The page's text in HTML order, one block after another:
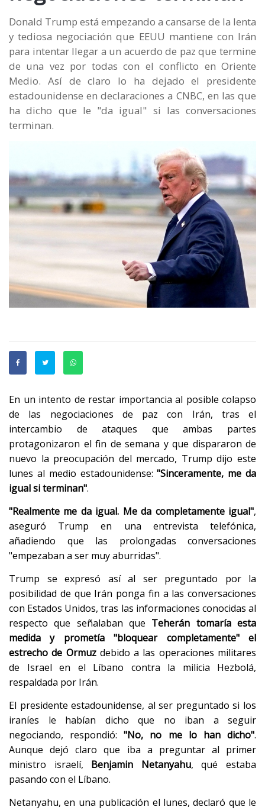
Donald Trump está empezando a cansarse de la lenta
y tediosa negociación que EEUU mantiene con Irán
para intentar llegar a un acuerdo de paz que termine
de una vez por todas con el conflicto en Oriente
Medio. Así de claro lo ha dejado el presidente
estadounidense en declaraciones a CNBC, en las que
ha dicho que le "da igual" si las conversaciones
terminan.
En un intento de restar importancia al posible colapso
de las negociaciones de paz con Irán, tras el
intercambio de ataques que ambas partes
protagonizaron el fin de semana y que dispararon de
nuevo la preocupación del mercado, Trump dijo este
lunes al medio estadounidense:"Sinceramente, me da
igual si terminan".
"Realmente me da igual. Me da completamente igual",
aseguró Trump en una entrevista telefónica,
añadiendo que las prolongadas conversaciones
"empezaban a ser muy aburridas".
Trump se expresó así al ser preguntado por la
posibilidad de que Irán ponga fin a las conversaciones
con Estados Unidos, tras las informaciones conocidas al
respecto que señalaban que Teherán tomaría esta
medida y prometía "bloquear completamente" el
estrecho de Ormuzdebido a las operaciones militares
de Israel en el Líbano contra la milicia Hezbolá,
respaldada por Irán.
El presidente estadounidense, al ser preguntado si los
iraníes le habían dicho que no iban a seguir
negociando, respondió:"No, no me lo han dicho".
Aunque dejó claro que iba a preguntar al primer
ministro israelí, Benjamin Netanyahu, qué estaba
pasando con el Líbano.
Netanyahu, en una publicación el lunes, declaró que le